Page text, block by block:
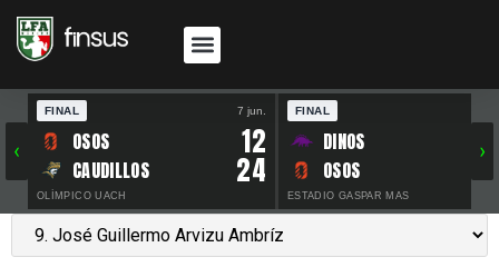
‹
FINAL 7 jun.
OSOS 12
CAUDILLOS 24
OLÍMPICO UACH
FINAL
DINOS
OSOS
ESTADIO GASPAR MAS
›